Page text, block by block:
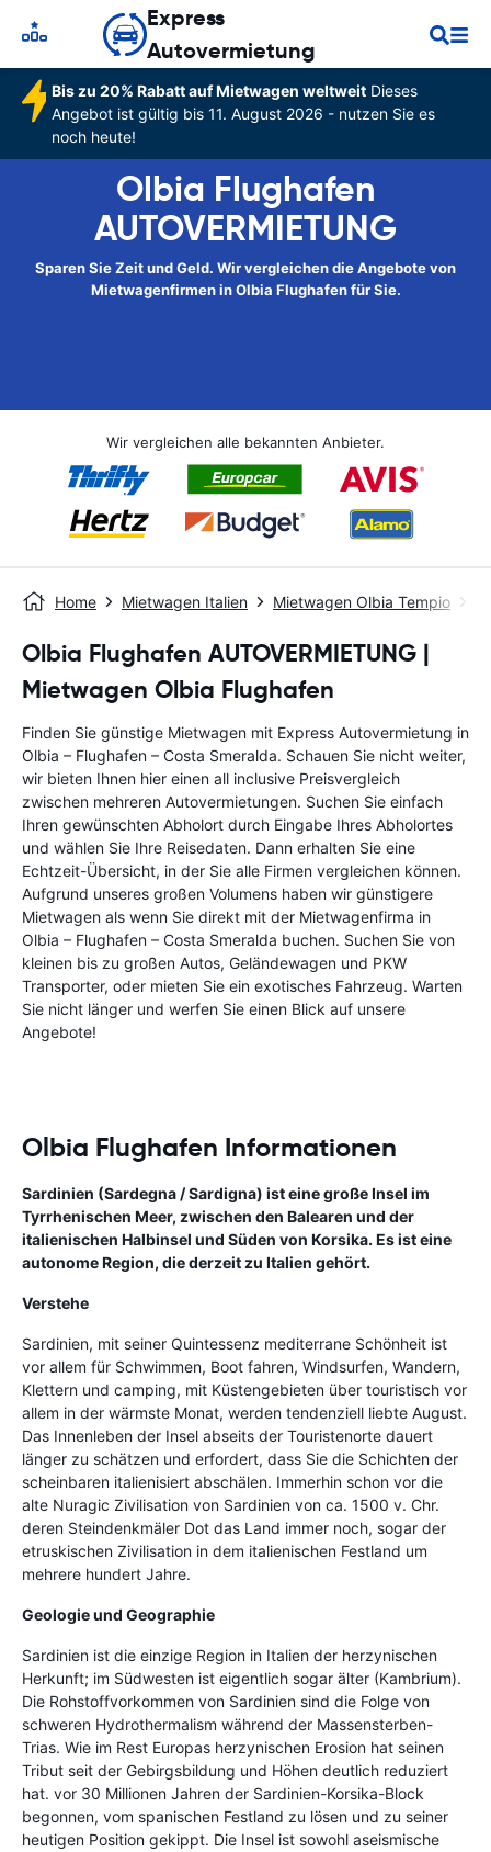
Express
Autovermietung
Bis zu 20% Rabatt auf Mietwagen weltweitDieses
Angebot ist gültig bis 11. August 2026 - nutzen Sie es
noch heute!
Olbia Flughafen
AUTOVERMIETUNG
Sparen Sie Zeit und Geld. Wir vergleichen die Angebote von
Mietwagenfirmen in Olbia Flughafen für Sie.
Wir vergleichen alle bekannten Anbieter.
Home Mietwagen Italien Mietwagen Olbia Tempio
Olbia Flughafen AUTOVERMIETUNG |
Mietwagen Olbia Flughafen
Finden Sie günstige Mietwagen mit Express Autovermietung in
Olbia – Flughafen – Costa Smeralda. Schauen Sie nicht weiter,
wir bieten Ihnen hier einen all inclusive Preisvergleich
zwischen mehreren Autovermietungen. Suchen Sie einfach
Ihren gewünschten Abholort durch Eingabe Ihres Abholortes
und wählen Sie Ihre Reisedaten. Dann erhalten Sie eine
Echtzeit-Übersicht, in der Sie alle Firmen vergleichen können.
Aufgrund unseres großen Volumens haben wir günstigere
Mietwagen als wenn Sie direkt mit der Mietwagenfirma in
Olbia – Flughafen – Costa Smeralda buchen. Suchen Sie von
kleinen bis zu großen Autos, Geländewagen und PKW
Transporter, oder mieten Sie ein exotisches Fahrzeug. Warten
Sie nicht länger und werfen Sie einen Blick auf unsere
Angebote!
Olbia Flughafen Informationen
Sardinien (Sardegna / Sardigna) ist eine große Insel im
Tyrrhenischen Meer, zwischen den Balearen und der
italienischen Halbinsel und Süden von Korsika. Es ist eine
autonome Region, die derzeit zu Italien gehört.
Verstehe
Sardinien, mit seiner Quintessenz mediterrane Schönheit ist
vor allem für Schwimmen, Boot fahren, Windsurfen, Wandern,
Klettern und camping, mit Küstengebieten über touristisch vor
allem in der wärmste Monat, werden tendenziell liebte August.
Das Innenleben der Insel abseits der Touristenorte dauert
länger zu schätzen und erfordert, dass Sie die Schichten der
scheinbaren italienisiert abschälen. Immerhin schon vor die
alte Nuragic Zivilisation von Sardinien von ca. 1500 v. Chr.
deren Steindenkmäler Dot das Land immer noch, sogar der
etruskischen Zivilisation in dem italienischen Festland um
mehrere hundert Jahre.
Geologie und Geographie
Sardinien ist die einzige Region in Italien der herzynischen
Herkunft; im Südwesten ist eigentlich sogar älter (Kambrium).
Die Rohstoffvorkommen von Sardinien sind die Folge von
schweren Hydrothermalism während der Massensterben-
Trias. Wie im Rest Europas herzynischen Erosion hat seinen
Tribut seit der Gebirgsbildung und Höhen deutlich reduziert
hat. vor 30 Millionen Jahren der Sardinien-Korsika-Block
begonnen, vom spanischen Festland zu lösen und zu seiner
heutigen Position gekippt. Die Insel ist sowohl aseismische